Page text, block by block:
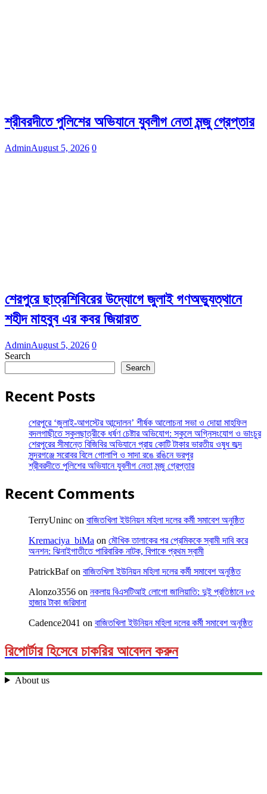
শ্রীবরদীতে পুলিশের অভিযানে যুবলীগ নেতা মন্জু গ্রেপ্তার
AdminAugust 5, 2026 0
শেরপুরে ছাত্রশিবিরের উদ্যোগে জুলাই গণঅভ্যুত্থানে
শহীদ মাহবুব এর কবর জিয়ারত
AdminAugust 5, 2026 0
Search
Search
Recent Posts
শেরপুরে ‘জুলাই-আগস্টের আন্দোলন’ শীর্ষক আলোচনা সভা ও দোয়া মাহফিল
বদলগাছীতে স্কুলছাত্রীকে ধর্ষণ চেষ্টার অভিযোগ: স্কুলে অগ্নিসংযোগ ও ভাংচুর
শেরপুরের সীমান্তে বিজিবির অভিযানে প্রায় কোটি টাকার ভারতীয় ওষুধ জব্দ
সুন্দরগঞ্জে সরোবর বিলে গোলাপি ও সাদা রঙে রঙিনে ভরপুর
শ্রীবরদীতে পুলিশের অভিযানে যুবলীগ নেতা মন্জু গ্রেপ্তার
Recent Comments
TerryUninc on বাজিতখিলা ইউনিয়ন মহিলা দলের কর্মী সমাবেশ অনুষ্ঠিত
Kremaciya_biMa on মৌখিক তালাকের পর প্রেমিককে স্বামী দাবি করে
অনশন: ঝিনাইগাতীতে পারিবারিক নাটক, বিপাকে প্রথম স্বামী
PatrickBafon বাজিতখিলা ইউনিয়ন মহিলা দলের কর্মী সমাবেশ অনুষ্ঠিত
Alonzo3556 on নকলায় বিএসটিআই লোগো জালিয়াতি: দুই প্রতিষ্ঠানে ৮৫
হাজার টাকা জরিমানা
Cadence2041 on বাজিতখিলা ইউনিয়ন মহিলা দলের কর্মী সমাবেশ অনুষ্ঠিত
রিপোর্টার হিসেবে চাকরির আবেদন করুন
About us